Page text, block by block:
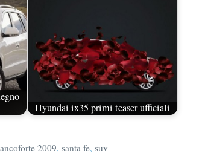
Hyundai ix35 primi teaser ufficiali
2009,santa fe,suv